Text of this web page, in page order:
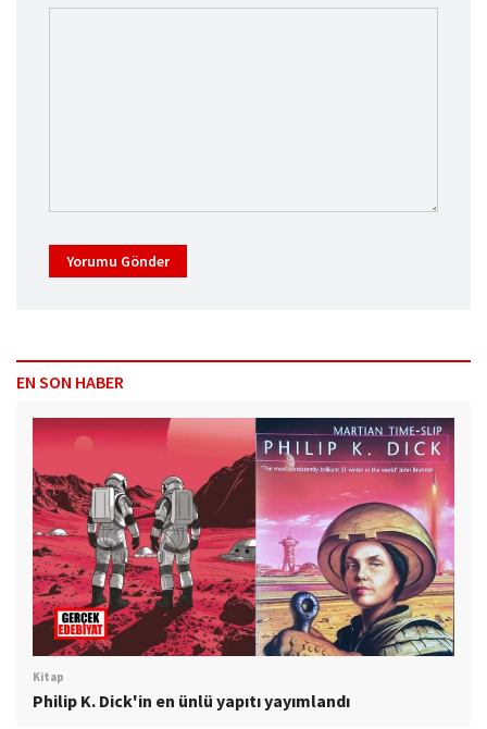
Yorumu Gönder
EN SON HABER
Kitap
Philip K. Dick'in en ünlü yapıtı yayımlandı